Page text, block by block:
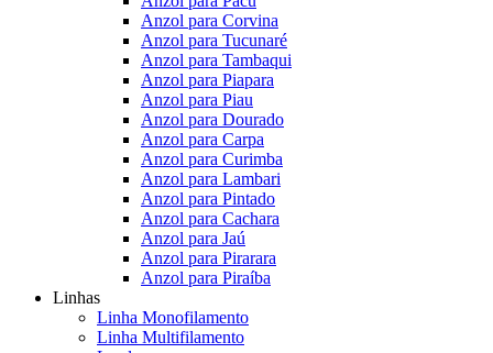
Anzol para Corvina
Anzol para Tucunaré
Anzol para Tambaqui
Anzol para Piapara
Anzol para Piau
Anzol para Dourado
Anzol para Carpa
Anzol para Curimba
Anzol para Lambari
Anzol para Pintado
Anzol para Cachara
Anzol para Jaú
Anzol para Pirarara
Anzol para Piraíba
Linhas
Linha Monofilamento
Linha Multifilamento